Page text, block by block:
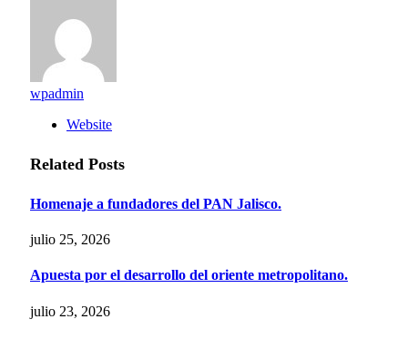
wpadmin
Website
Related Posts
Homenaje a fundadores del PAN Jalisco.
julio 25, 2026
Apuesta por el desarrollo del oriente metropolitano.
julio 23, 2026